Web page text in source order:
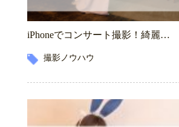
iPhoneでコンサート撮影！綺麗…
撮影ノウハウ